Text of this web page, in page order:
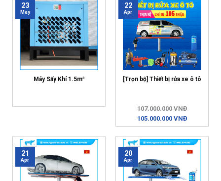
Máy Sấy Khí 1.5m³
23
May
[Trọn bộ] Thiết bị rửa xe ô tô
22
Apr
107.000.000 VNĐ
105.000.000 VNĐ
21
Apr
20
Apr